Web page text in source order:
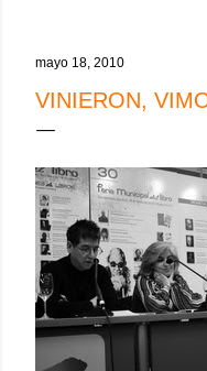
mayo 18, 2010
VINIERON,